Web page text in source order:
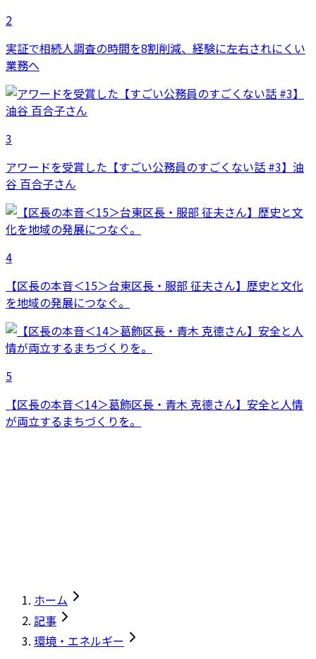
2
実証で相続人調査の時間を8割削減、経験に左右されにくい
業務へ
3
アワードを受賞した【すごい公務員のすごくない話 #3】油
谷 百合子さん
4
【区長の本音＜15＞台東区長・服部 征夫さん】歴史と文化
を地域の発展につなぐ。
5
【区長の本音＜14＞葛飾区長・青木 克德さん】安全と人情
が両立するまちづくりを。
ホーム
記事
環境・エネルギー